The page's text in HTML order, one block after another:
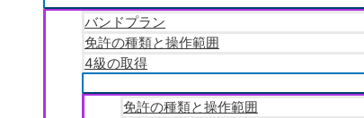
バンドプラン
免許の種類と操作範囲
4級の取得
免許の種類と操作範囲